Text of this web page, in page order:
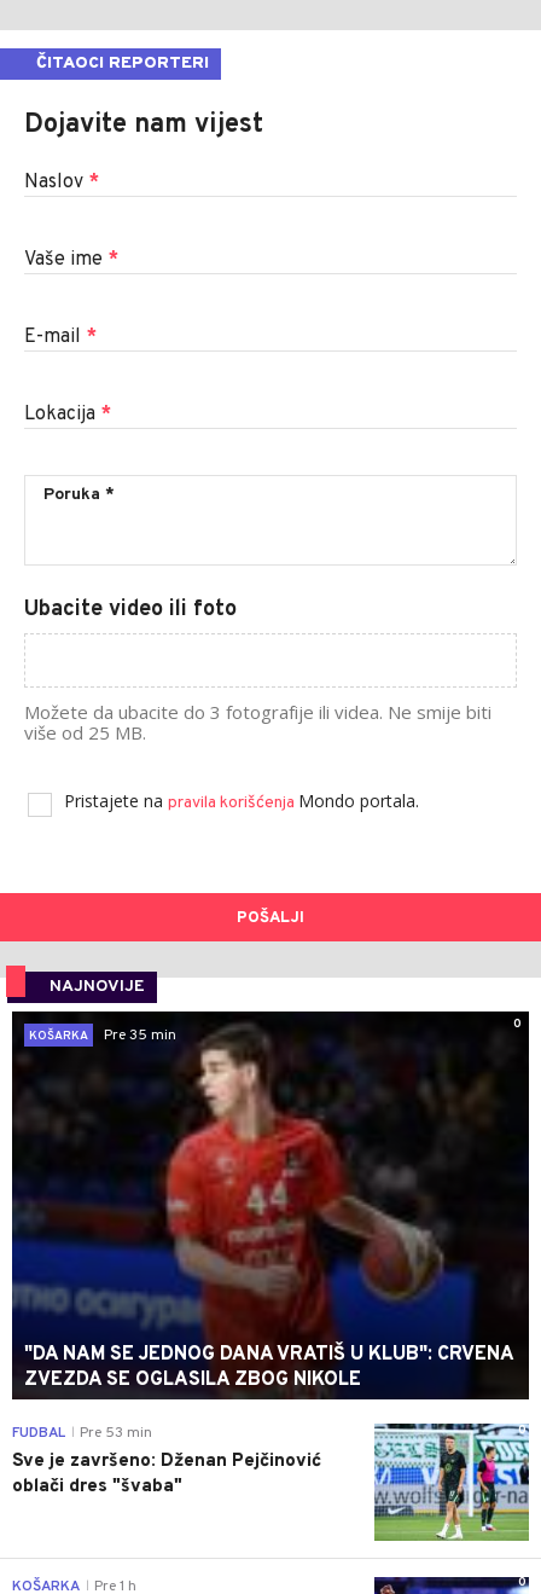
ČITAOCI REPORTERI
Dojavite nam vijest
Naslov *
Vaše ime *
E-mail *
Lokacija *
Ubacite video ili foto
Možete da ubacite do 3 fotografije ili videa. Ne smije biti
više od 25 MB.
Pristajete na pravila korišćenja Mondo portala.
POŠALJI
NAJNOVIJE
0
KOŠARKA
Pre 35 min
"DA NAM SE JEDNOG DANA VRATIŠ U KLUB": CRVENA
ZVEZDA SE OGLASILA ZBOG NIKOLE
0
FUDBAL Pre 53 min
Sve je završeno: Dženan Pejčinović
oblači dres "švaba"
0
KOŠARKA Pre 1 h